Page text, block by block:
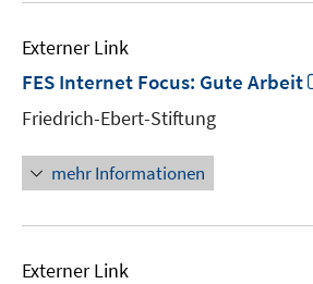
Externer Link
FES Internet Focus: Gute Arbeit
Friedrich-Ebert-Stiftung
mehr Informationen
Externer Link